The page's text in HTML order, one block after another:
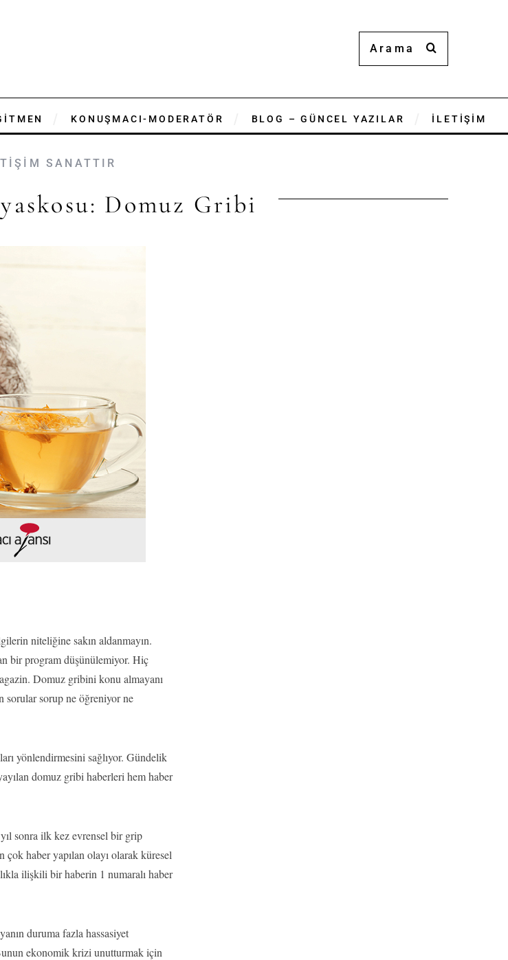
KONUŞMACI-MODERATÖR BLOG – GÜNCEL YAZILAR İLETİŞİM
SANATTIR
Domuz Gribi
niteliğine sakın aldanmayın.
bir program düşünülemiyor. Hiç
Domuz gribini konu almayanı
sorular sorup ne öğreniyor ne
yönlendirmesini sağlıyor. Gündelik
domuz gribi haberleri hem haber
yıl sonra ilk kez evrensel bir grip
haber yapılan olayı olarak küresel
ilişkili bir haberin 1 numaralı haber
duruma fazla hassasiyet
ekonomik krizi unutturmak için